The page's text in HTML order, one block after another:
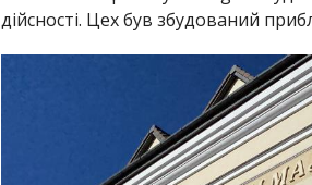
дійсності. Цех був збудований